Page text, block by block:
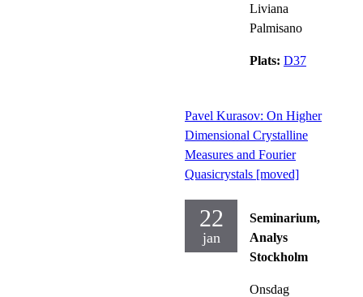
Liviana
Palmisano
Plats: D37
Pavel Kurasov: On Higher
Dimensional Crystalline
Measures and Fourier
Quasicrystals [moved]
22
jan
Seminarium,
Analys
Stockholm
Onsdag